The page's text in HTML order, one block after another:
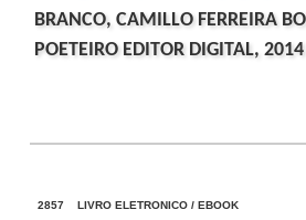
BRANCO, CAMILLO FERREIRA
POETEIRO EDITOR DIGITAL, 2014
2857 LIVRO ELETRONICO / EBOOK